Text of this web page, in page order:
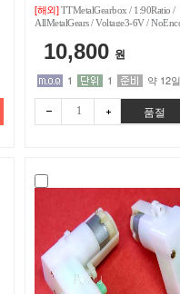
[해외] TTMetalGearbox / 1:90Ratio /
AllMetalGears / Voltage3-6V /
10,800 원
1 1 약 12일
품절